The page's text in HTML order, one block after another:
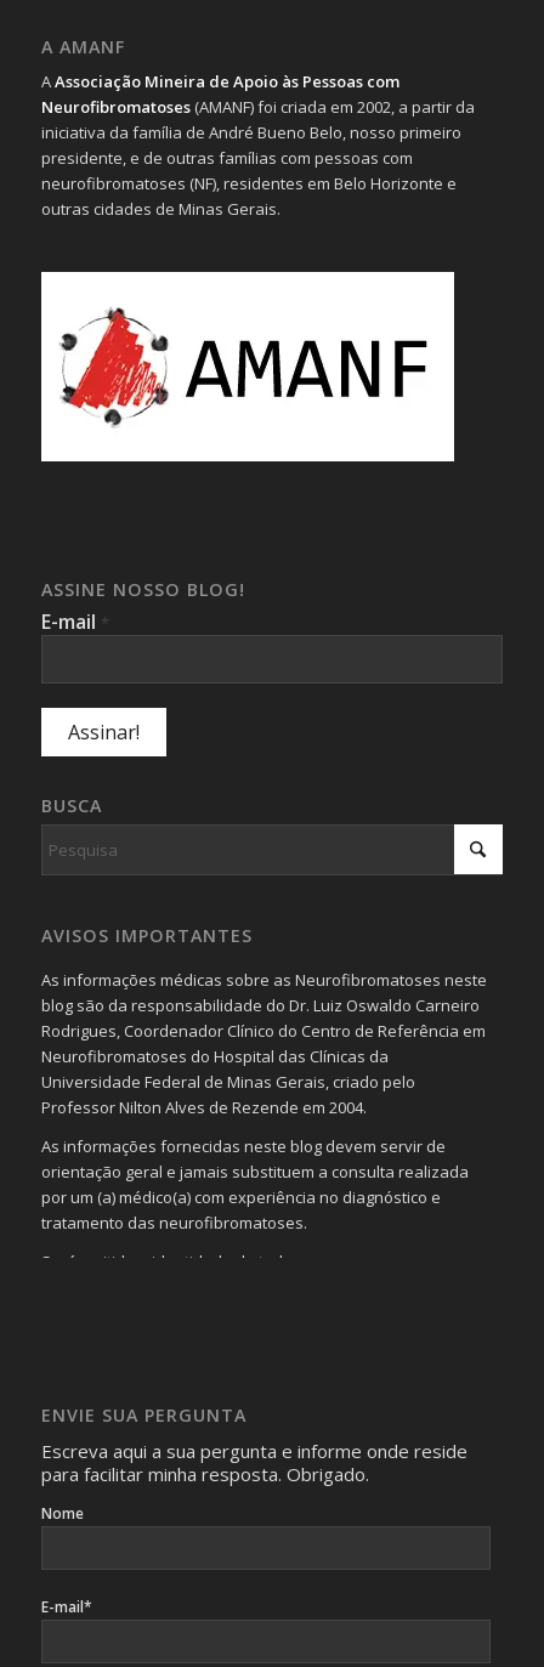
A AMANF
AAssociação Mineira de Apoio às Pessoas com
Neurofibromatoses(AMANF) foi criada em 2002, a partir da
iniciativa da família de André Bueno Belo, nosso primeiro
presidente, e de outras famílias com pessoas com
neurofibromatoses (NF), residentes em Belo Horizonte e
outras cidades de Minas Gerais.
ASSINE NOSSO BLOG!
E-mail *
BUSCA
AVISOS IMPORTANTES
As informações médicas sobre as Neurofibromatoses neste
blog são da responsabilidade do Dr. Luiz Oswaldo Carneiro
Rodrigues, Coordenador Clínico do Centro de Referência em
Neurofibromatoses do Hospital das Clínicas da
Universidade Federal de Minas Gerais, criado pelo
Professor Nilton Alves de Rezende em 2004.
As informações fornecidas neste blog devem servir de
orientação geral e jamais substituem a consulta realizada
por um (a) médico(a) com experiência no diagnóstico e
tratamento das neurofibromatoses.
Será omitida a identidade de todas as pessoas que
identificação da pessoa fotografada.
ENVIE SUA PERGUNTA
Escreva aqui a sua pergunta e informe onde reside
para facilitar minha resposta. Obrigado.
Nome
E-mail*